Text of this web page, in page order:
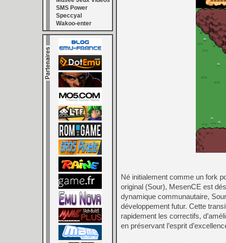
SMS Power
Speccyal
Wakoo-enter
Né initialement comme un fork
original (Sour), MesenCE est
dynamique communautaire,
développement futur. Cette
rapidement les correctifs,
en préservant l’esprit